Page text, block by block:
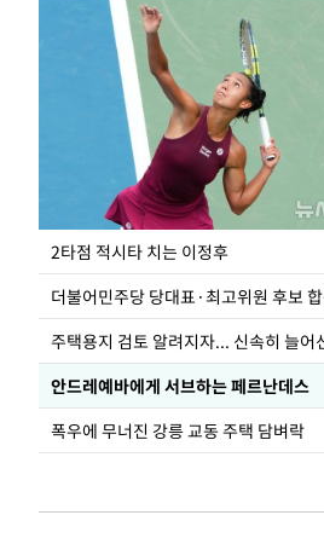
2타점 적시타 치는 이정후
안드레예바에게 서브하는 페르난데스
폭우에 무너진 강릉 교동 주택 담벼락